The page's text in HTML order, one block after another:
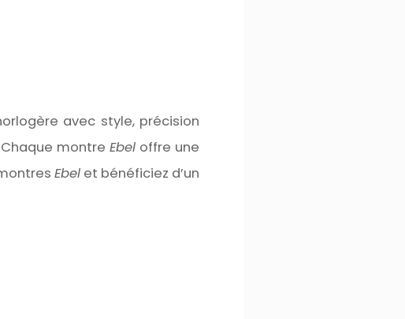
avec style, précision
montre Ebeloffre une
Ebelet bénéficiez d’un